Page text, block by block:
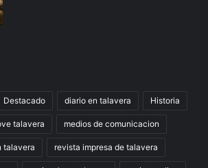
Destacado diario en talavera Historia
talavera medios de comunicacion
talavera revista impresa de talavera